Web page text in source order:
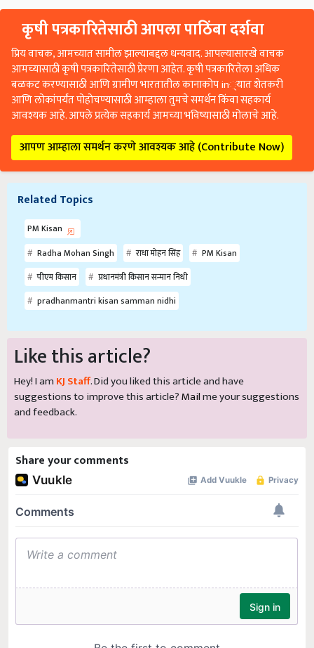
कृषी पत्रकारितेसाठी आपला पाठिंबा दर्शवा
प्रिय वाचक, आमच्यात सामील झाल्याबद्दल धन्यवाद. आपल्यासारखे वाचक
आमच्यासाठी कृषी पत्रकारितेसाठी प्रेरणा आहेत. कृषी पत्रकारितेला अधिक
बळकट करण्यासाठी आणि ग्रामीण भारतातील कानाकोप in्यात शेतकरी
आणि लोकांपर्यंत पोहोचण्यासाठी आम्हाला तुमचे समर्थन किंवा सहकार्य
आवश्यक आहे. आपले प्रत्येक सहकार्य आमच्या भविष्यासाठी मोलाचे आहे.
आपण आम्हाला समर्थन करणे आवश्यक आहे (Contribute Now)
Related Topics
PM Kisan
Radha Mohan Singh
राधा मोहन सिंह
PM Kisan
पीएम किसान
प्रधानमंत्री किसान सन्मान निधी
pradhanmantri kisan samman nidhi
Like this article?
Hey! I am KJ Staff. Did you liked this article and have
suggestions to improve this article?Mailme your suggestions
and feedback.
Share your comments